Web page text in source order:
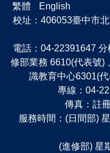
繁體
English
校址：406053臺中市
電話：04-22391647
修部業務 6610(代表號)
識教育中心6301(
專線：04-
傳真：註
服務時間：(日間部)
(進修部) 星期一